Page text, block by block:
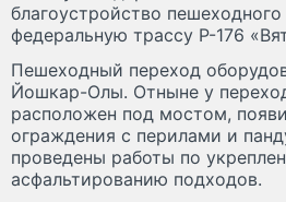
благоустройство
федеральную трассу Р-176
Пешеходный переход
Йошкар-Олы. Отныне у
расположен под мостом,
ограждения с перилами и
проведены работы по
асфальтированию подходов.